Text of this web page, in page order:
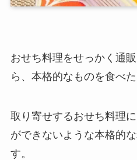
おせち料理をせっかく通
ら、本格的なものを食べた
取り寄せするおせち料理
ができないような本格的
す。